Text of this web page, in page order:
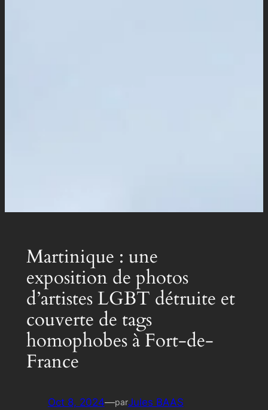
Martinique : une
exposition de photos
d’artistes LGBT détruite et
couverte de tags
homophobes à Fort-de-
France
Oct 8, 2024—parJules BAAS